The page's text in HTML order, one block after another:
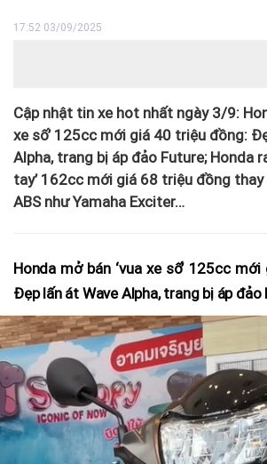
17:52 03/09/2025
Cập nhật tin xe hot nhất ngày 3/9:
xe số’ 125cc mới giá 40 triệu đồng:
Alpha, trang bị áp đảo Future; Honda
tay’ 162cc mới giá 68 triệu đồng thay
ABS như Yamaha Exciter…
Honda mở bán ‘vua xe số’ 125cc
Đẹp lấn át Wave Alpha, trang bị áp đảo